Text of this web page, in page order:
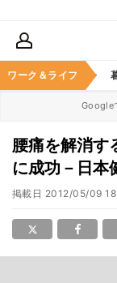
ワーク＆ライフ
ススキル マネー
Google
腰痛を解消す
に成功－日本
掲載日 2012/05/09